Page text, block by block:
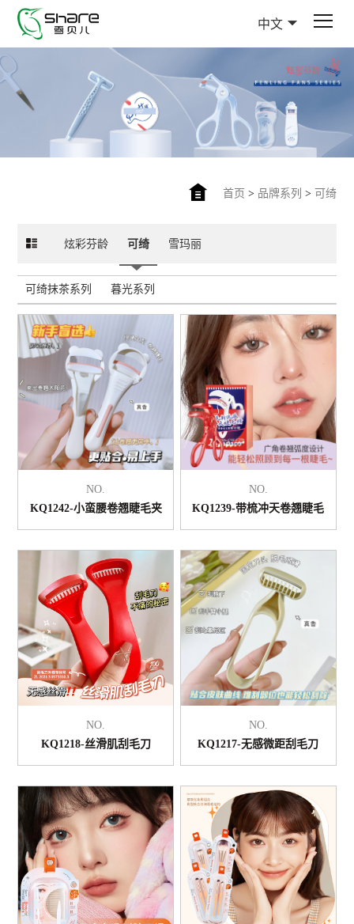
中文
首页 > 品牌系列 > 可绮
炫彩芬龄 可绮 雪玛丽
可绮抹茶系列 暮光系列
NO.
KQ1242-小蛮腰卷翘睫毛夹
NO.
KQ1239-带梳冲天卷翘睫毛
NO.
KQ1218-丝滑肌刮毛刀
NO.
KQ1217-无感微距刮毛刀